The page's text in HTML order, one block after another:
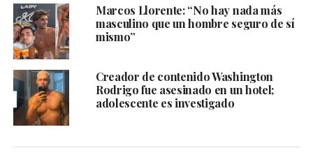
Marcos Llorente: “No hay nada más
masculino que un hombre seguro de sí
mismo”
Creador de contenido Washington
Rodrigo fue asesinado en un hotel;
adolescente es investigado